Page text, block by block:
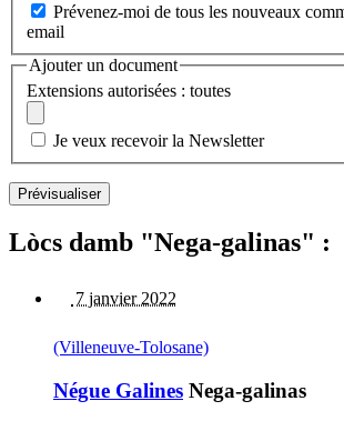
Prévenez-moi de tous les nouveaux
email
Ajouter un document
Extensions autorisées : toutes
Je veux recevoir la Newsletter
Lòcs damb "Nega-galinas" :
7 janvier 2022
(Villeneuve-Tolosane)
Négue Galines Nega-galinas